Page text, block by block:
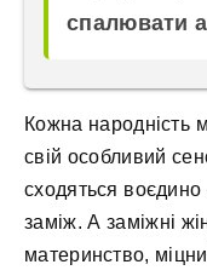
спалювати
Кожна народність
свій особливий
сходяться воєдино
заміж. А заміжні
материнство,